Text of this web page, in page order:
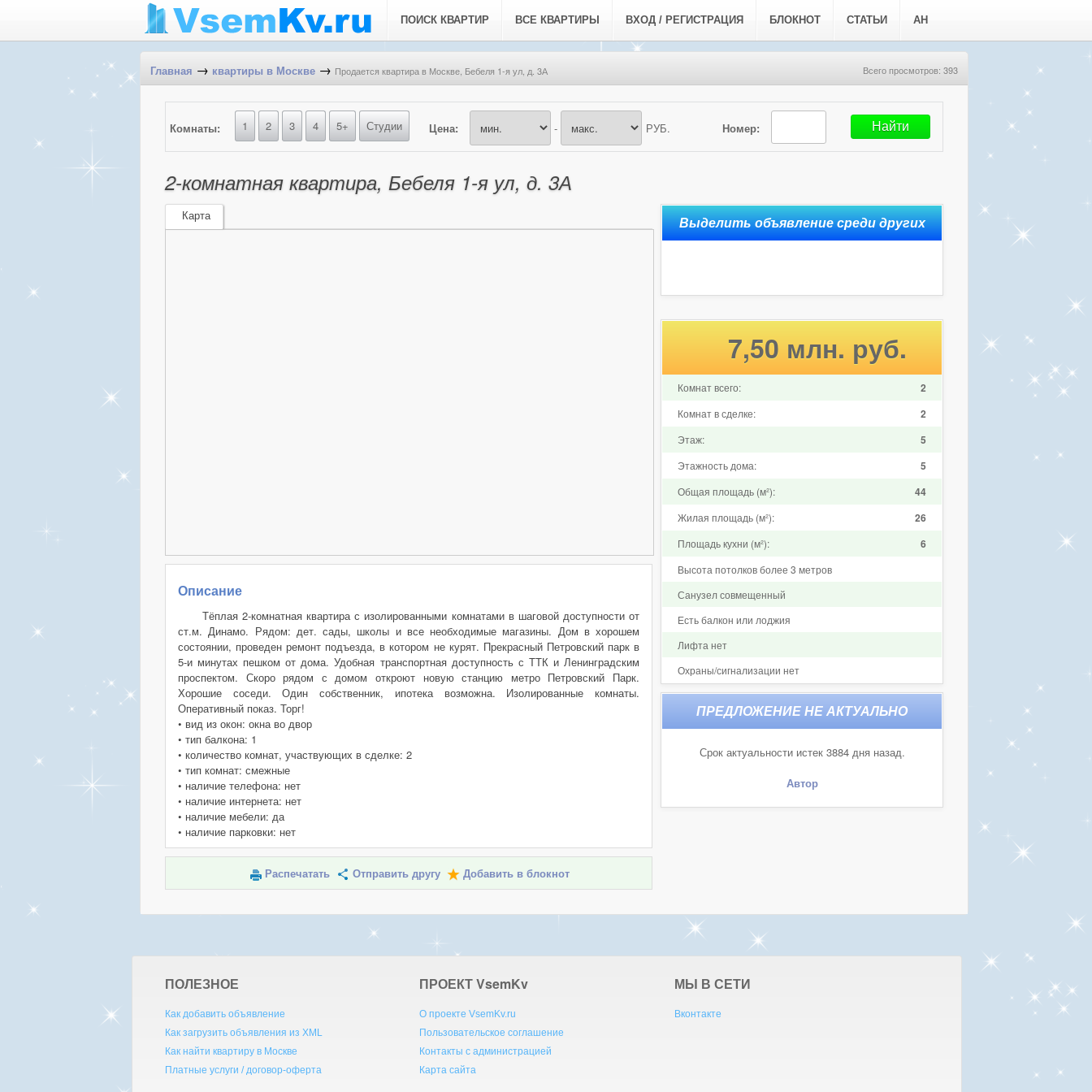
ПОИСК КВАРТИР ВСЕ КВАРТИРЫ ВХОД / РЕГИСТРАЦИЯ БЛОКНОТ СТАТЬИ АН
Главная → квартиры в Москве → Продается квартира в Москве, Бебеля 1-я ул, д. 3А Всего просмотров: 393
Номер:
Комнаты: 1 2 3 4 5+ Студии Цена: - РУБ.
2-комнатная квартира, Бебеля 1-я ул, д. 3А
Карта
Описание
Тёплая 2-комнатная квартира с изолированными комнатами в шаговой доступности от
ст.м. Динамо. Рядом: дет. сады, школы и все необходимые магазины. Дом в хорошем
состоянии, проведен ремонт подъезда, в котором не курят. Прекрасный Петровский парк в
5-и минутах пешком от дома. Удобная транспортная доступность с ТТК и Ленинградским
проспектом. Скоро рядом с домом откроют новую станцию метро Петровский Парк.
Хорошие соседи. Один собственник, ипотека возможна. Изолированные комнаты.
Оперативный показ. Торг!
• вид из окон: окна во двор
• тип балкона: 1
• количество комнат, участвующих в сделке: 2
• тип комнат: смежные
• наличие телефона: нет
• наличие интернета: нет
• наличие мебели: да
• наличие парковки: нет
Распечатать Отправить другу Добавить в блокнот
7,50 млн. руб.
Комнат всего: 2
Комнат в сделке: 2
Этаж: 5
Этажность дома: 5
Общая площадь (м²): 44
Жилая площадь (м²): 26
Площадь кухни (м²): 6
Высота потолков более 3 метров
Санузел совмещенный
Есть балкон или лоджия
Лифта нет
Охраны/сигнализации нет
Срок актуальности истек 3884 дня назад.
Автор
ПОЛЕЗНОЕ
Как добавить объявление
Как загрузить объявления из XML
Как найти квартиру в Москве
Платные услуги / договор-оферта
ПРОЕКТ VsemKv
О проекте VsemKv.ru
Пользовательское соглашение
Контакты с администрацией
Карта сайта
МЫ В СЕТИ
Вконтакте